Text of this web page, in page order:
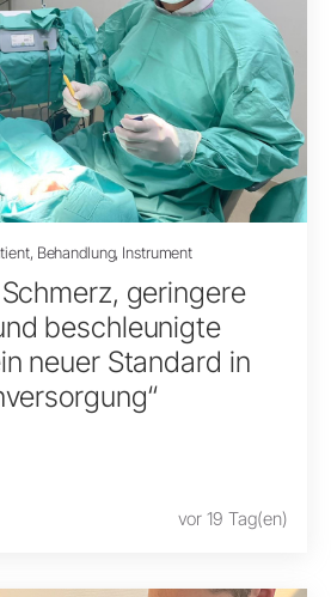
Behandlung, Instrument
geringere
beschleunigte
neuer Standard in
vor 19 Tag(en)